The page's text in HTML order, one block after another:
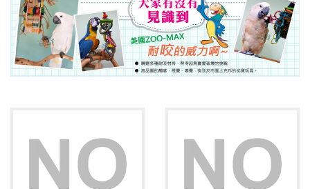
會員專區
登入/註冊
阿迷購粉絲團